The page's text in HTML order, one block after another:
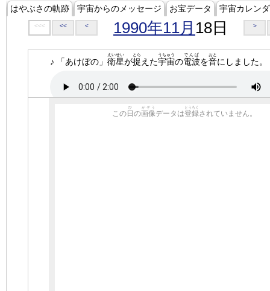
はやぶさの軌跡 宇宙からのメッセージ お宝データ 宇宙カレン
<<< << < 1990年11月 18日 >
♪ 「あけぼの」 衛星
えいせい
が捉
とら
えた宇宙
うちゅう
の電波
でんぱ
を音
おと
にしました。
この 日
ひ
の画像
がぞう
データは登録
とうろく
されていません。